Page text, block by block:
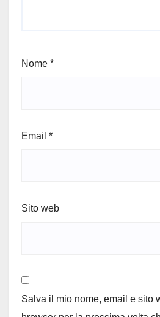
Nome *
Email *
Sito web
Salva il mio nome, email e sito